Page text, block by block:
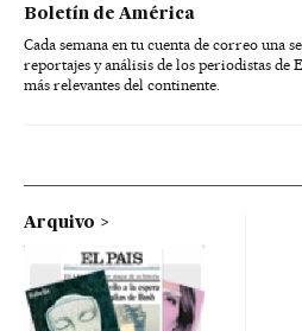
Boletín de América
Cada semana en tu cuenta de correo una
reportajes y análisis de los periodistas de
más relevantes del continente.
Arquivo